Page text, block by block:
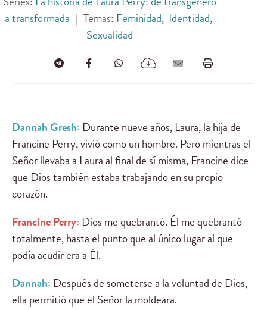
a transformada | Temas: Feminidad, Identidad,
Sexualidad
Dannah Gresh: Durante nueve años, Laura, la hija de
Francine Perry, vivió como un hombre. Pero mientras el
Señor llevaba a Laura al final de sí misma, Francine dice
que Dios también estaba trabajando en su propio
corazón.
Francine Perry: Dios me quebrantó. Él me quebrantó
totalmente, hasta el punto que al único lugar al que
podía acudir era a Él.
Dannah: Después de someterse a la voluntad de Dios,
ella permitió que el Señor la moldeara.